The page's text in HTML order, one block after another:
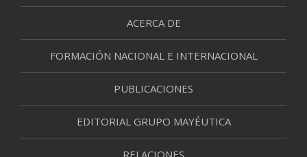
ACERCA DE
FORMACIÓN NACIONAL E INTERNACIONAL
PUBLICACIONES
EDITORIAL GRUPO MAYÉUTICA
RELACIONES